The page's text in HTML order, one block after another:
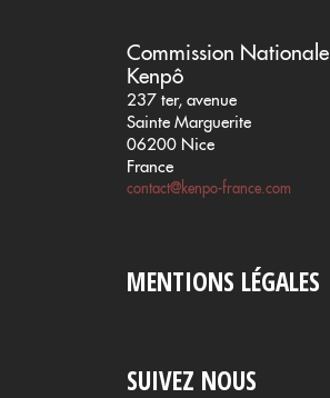
Commission Nationale
Kenpô
237 ter, avenue
Sainte Marguerite
06200 Nice
France
contact@kenpo-france.com
MENTIONS LÉGALES
SUIVEZ NOUS